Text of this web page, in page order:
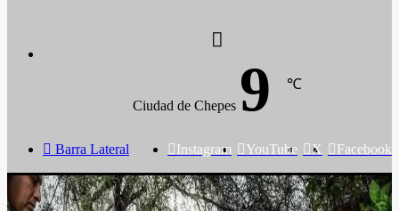
Ciudad de Chepes 9 ℃
Facebook
X
YouTube
Instagram
Barra Lateral